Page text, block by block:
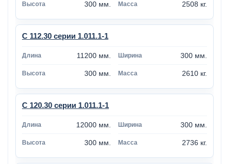
300 мм. 2508 кг.
С 112.30 серии 1.011.1-1
11200 мм. 300 мм.
300 мм. 2610 кг.
С 120.30 серии 1.011.1-1
12000 мм. 300 мм.
300 мм. 2736 кг.